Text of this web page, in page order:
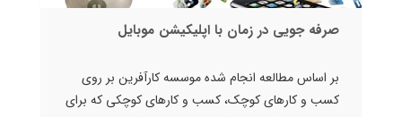
صرفه جویی در زمان با اپلیکیشن موبایل
بر اساس مطالعه انجام شده موسسه کارآفرین بر روی
کسب و کارهای کوچک، کسب و کارهای کوچکی که برای